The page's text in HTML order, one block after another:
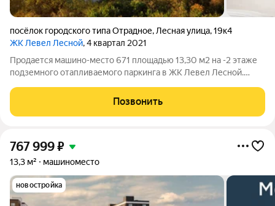
посёлок городского типа Отрадное, Лесная улица,19к4
ЖК Левел Лесной, 4 квартал 2021
Продается машино-место 671 площадью 13,30 м2 на -2 этаже
подземного отапливаемого паркинга в ЖК Левел Лесной.
организовать большой шкаф для хранения, либо использовать
дополнительную площадь для парковки
Позвонить
767 999₽
13,3 м² машиноместо
новостройка